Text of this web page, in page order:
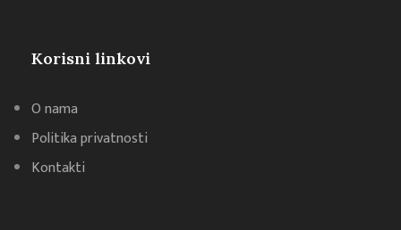
Korisni linkovi
O nama
Politika privatnosti
Kontakti